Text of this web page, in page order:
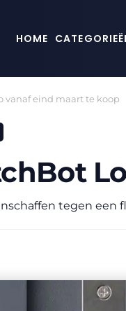
HOME
vanaf eind maart te koop
tegen een